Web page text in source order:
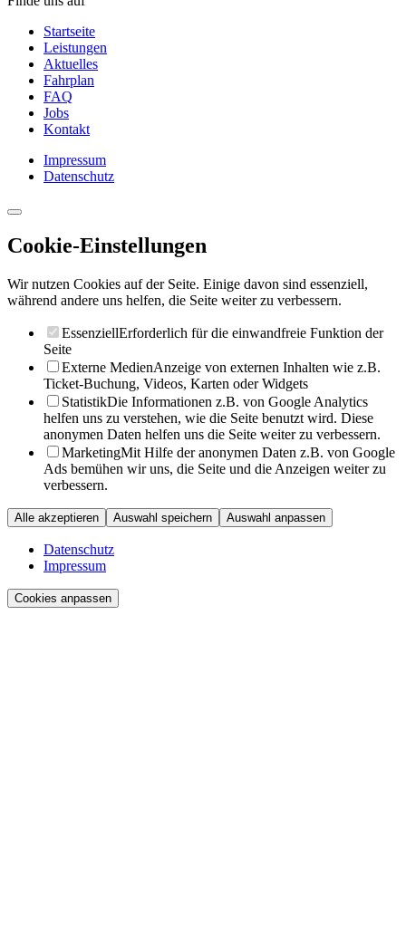
Startseite
Leistungen
Aktuelles
Fahrplan
FAQ
Jobs
Kontakt
Impressum
Datenschutz
Cookie-Einstellungen
Wir nutzen Cookies auf der Seite. Einige davon sind essenziell,
während andere uns helfen, die Seite weiter zu verbessern.
EssenziellErforderlich für die einwandfreie Funktion der
Seite
Externe MedienAnzeige von externen Inhalten wie z.B.
Ticket-Buchung, Videos, Karten oder Widgets
StatistikDie Informationen z.B. von Google Analytics
helfen uns zu verstehen, wie die Seite benutzt wird. Diese
anonymen Daten helfen uns die Seite weiter zu verbessern.
MarketingMit Hilfe der anonymen Daten z.B. von Google
Ads bemühen wir uns, die Seite und die Anzeigen weiter zu
verbessern.
Alle akzeptieren Auswahl speichern Auswahl anpassen
Datenschutz
Impressum
Cookies anpassen